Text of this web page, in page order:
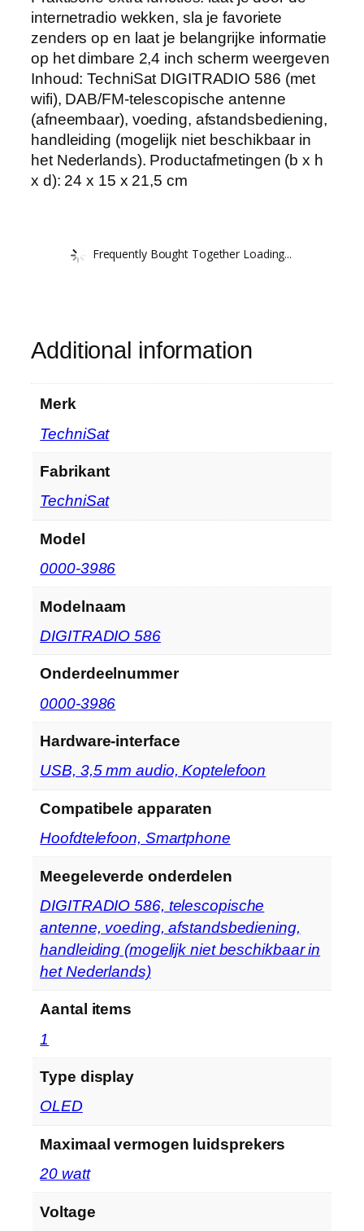
internetradio wekken, sla je favoriete
zenders op en laat je belangrijke informatie
op het dimbare 2,4 inch scherm weergeven
Inhoud: TechniSat DIGITRADIO 586 (met
wifi), DAB/FM-telescopische antenne
(afneembaar), voeding, afstandsbediening,
handleiding (mogelijk niet beschikbaar in
het Nederlands). Productafmetingen (b x h
x d): 24 x 15 x 21,5 cm
Frequently Bought Together Loading...
Additional information
Merk
‎TechniSat
Fabrikant
‎TechniSat
Model
‎0000-3986
Modelnaam
‎DIGITRADIO 586
Onderdeelnummer
‎0000-3986
Hardware-interface
‎USB, 3,5 mm audio, Koptelefoon
Compatibele apparaten
‎Hoofdtelefoon, Smartphone
Meegeleverde onderdelen
‎DIGITRADIO 586, telescopische
antenne, voeding, afstandsbediening,
handleiding (mogelijk niet beschikbaar in
het Nederlands)
Aantal items
‎1
Type display
‎OLED
Maximaal vermogen luidsprekers
‎20 watt
Voltage